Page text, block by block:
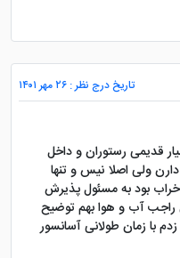
تاریخ درج نظر : ۲۶ مهر ۱۴۰۱
قدیمی رستوران و داخل
ولی اصلا نیس و تنها
خراب بود به مسئول پذیرش
راجب آب و هوا بهم توضیح
با زمان طولانی آسانسور